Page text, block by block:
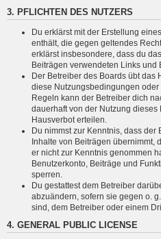
3. PFLICHTEN DES NUTZERS
Du erklärst mit der Erstellung
enthält, die gegen geltendes
erklärst insbesondere, dass du
Beiträgen verwendeten Links und
Der Betreiber des Boards übt das
diese Nutzungsbedingungen
Regeln kann der Betreiber dich
dauerhaft von der Nutzung
Hausverbot erteilen.
Du nimmst zur Kenntnis, dass der
Inhalte von Beiträgen übernimmt,
er nicht zur Kenntnis genommen
Benutzerkonto, Beiträge und
sperren.
Du gestattest dem Betreiber
abzuändern, sofern sie gegen o.
sind, dem Betreiber oder einem
4. GENERAL PUBLIC LICENSE